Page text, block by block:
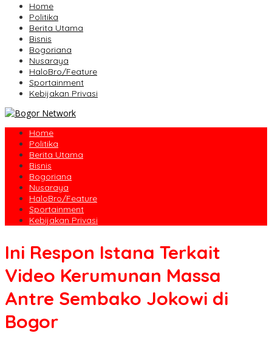
Home
Politika
Berita Utama
Bisnis
Bogoriana
Nusaraya
HaloBro/Feature
Sportainment
Kebijakan Privasi
Home
Politika
Berita Utama
Bisnis
Bogoriana
Nusaraya
HaloBro/Feature
Sportainment
Kebijakan Privasi
Ini Respon Istana Terkait
Video Kerumunan Massa
Antre Sembako Jokowi di
Bogor